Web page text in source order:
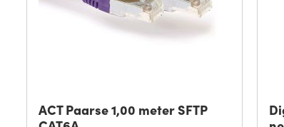
ACT Paarse 1,00 meter SFTP